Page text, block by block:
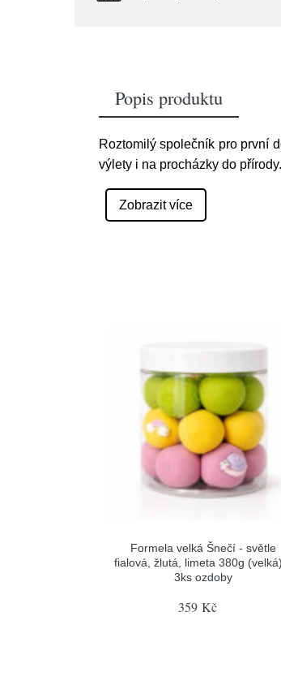
Popis produktu
Roztomilý společník pro první
výlety i na procházky do
Zobrazit více
Formela velká Šnečí - světle
fialová, žlutá, limeta 380g
3ks ozdoby
359 Kč